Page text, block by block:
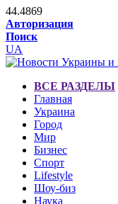
44.4869
Авторизация
Поиск
UA
ВСЕ РАЗДЕЛЫ
Главная
Украина
Город
Мир
Бизнес
Спорт
Lifestyle
Шоу-биз
Наука